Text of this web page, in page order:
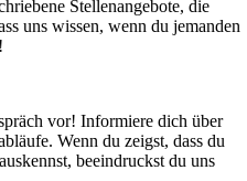
Stellenangebote, die
uns wissen, wenn du jemanden
vor! Informiere dich über
Wenn du zeigst, dass du
beeindruckst du uns